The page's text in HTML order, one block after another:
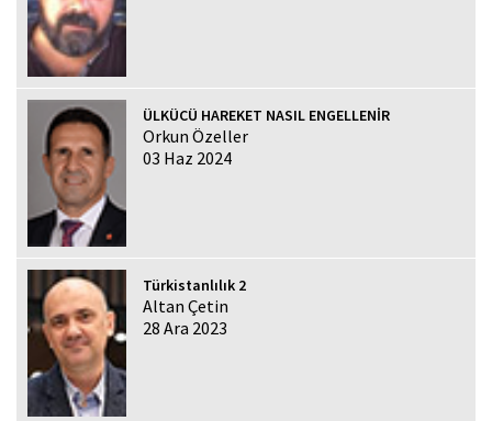
ÜLKÜCÜ HAREKET NASIL ENGELLENİR
Orkun Özeller
03 Haz 2024
Türkistanlılık 2
Altan Çetin
28 Ara 2023